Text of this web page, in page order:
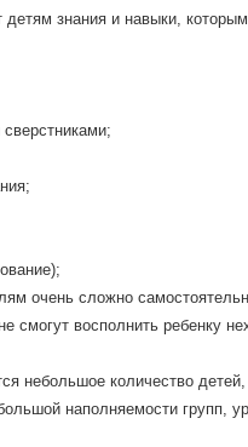
знания и навыки,
очень сложно
смогут восполнить ребенку
небольшое количество
наполняемости групп,